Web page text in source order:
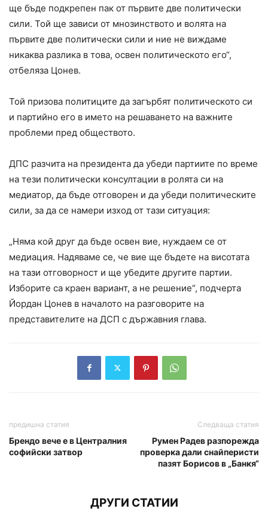
ще бъде подкрепен пак от първите две политически
сили. Той ще зависи от мнозинството и волята на
първите две политически сили и ние не виждаме
никаква разлика в това, освен политическото его“,
отбеляза Цонев.
Той призова политиците да загърбят политическото си
и партийно его в името на решаването на важните
проблеми пред обществото.
ДПС разчита на президента да убеди партиите по време
на тези политически консултации в ролята си на
медиатор, да бъде отговорен и да убеди политическите
сили, за да се намери изход от тази ситуация:
„Няма кой друг да бъде освен вие, нуждаем се от
медиация. Надяваме се, че вие ще бъдете на висотата
на тази отговорност и ще убедите другите партии.
Изборите са краен вариант, а не решение“, подчерта
Йордан Цонев в началото на разговорите на
представителите на ДСП с държавния глава.
предишна статия
Брендо вече е в Централния
софийски затвор
Следваща статия
Румен Радев разпорежда
проверка дали снайперисти
пазят Борисов в „Банкя“
ДРУГИ СТАТИИ